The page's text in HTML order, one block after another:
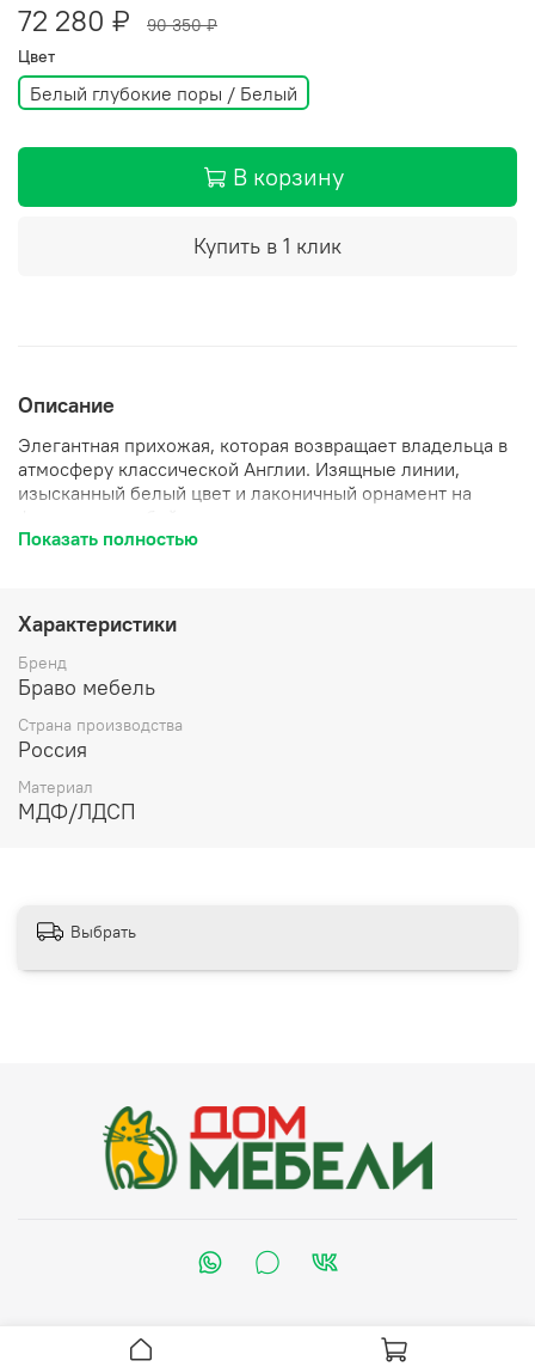
72 280 ₽
90 350 ₽
Цвет
Белый глубокие поры / Белый
В корзину
Купить в 1 клик
Описание
Элегантная прихожая, которая возвращает владельца в
атмосферу классической Англии. Изящные линии,
изысканный белый цвет и лаконичный орнамент на
благородство и сдержанность.
Показать полностью
Характеристики
Бренд
Браво мебель
Страна производства
Россия
Материал
МДФ/ЛДСП
Выбрать